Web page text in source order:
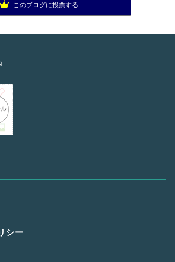
このブログに投票する
シー